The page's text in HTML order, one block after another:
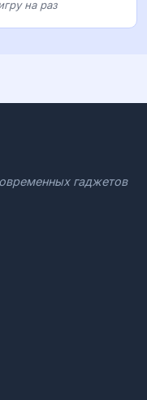
на раз
гаджетов